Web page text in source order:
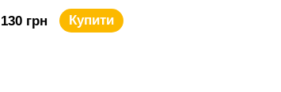
130 грн Купити